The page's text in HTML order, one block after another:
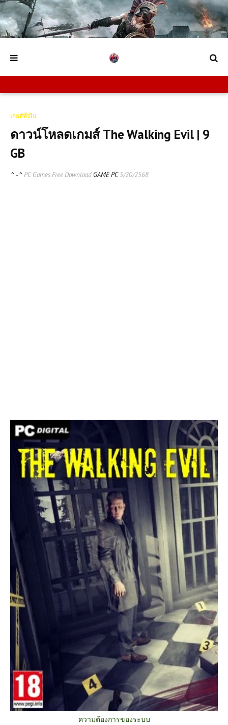
เกมส์ทั่วไป
ดาวน์โหลดเกมส์ The Walking Evil | 9
GB
^ - ^ PC Games Free Download GAME PC5/20/2568
ความต้องการของระบบ